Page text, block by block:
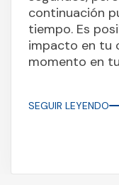
continuación
tiempo. Es
impacto en tu
momento en
SEGUIR LEYENDO